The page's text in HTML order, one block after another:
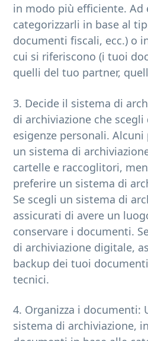
in modo più efficiente. Ad
categorizzarli in base al
documenti fiscali, ecc.) o
cui si riferiscono (i tuoi
quelli del tuo partner,
3. Decide il sistema di
di archiviazione che
esigenze personali.
un sistema di
cartelle e raccoglitori,
preferire un sistema di
Se scegli un sistema di
assicurati di avere un
conservare i documenti.
di archiviazione digitale,
backup dei tuoi
tecnici.
4. Organizza i documenti:
sistema di archiviazione,